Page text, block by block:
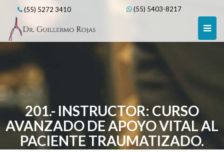
content
(55) 5272 3410 (55) 5403-8217
201.- INSTRUCTOR: CURSO
AVANZADO DE APOYO VITAL AL
PACIENTE TRAUMATIZADO.